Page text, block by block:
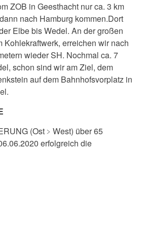
ZOB in Geesthacht nur ca. 3 km
nach Hamburg kommen.Dort
Elbe bis Wedel. An der großen
Kohlekraftwerk, erreichen wir nach
wieder SH. Nochmal ca. 7
schon sind wir am Ziel, dem
auf dem Bahnhofsvorplatz in
(Ost﹥ West) über 65
erfolgreich die